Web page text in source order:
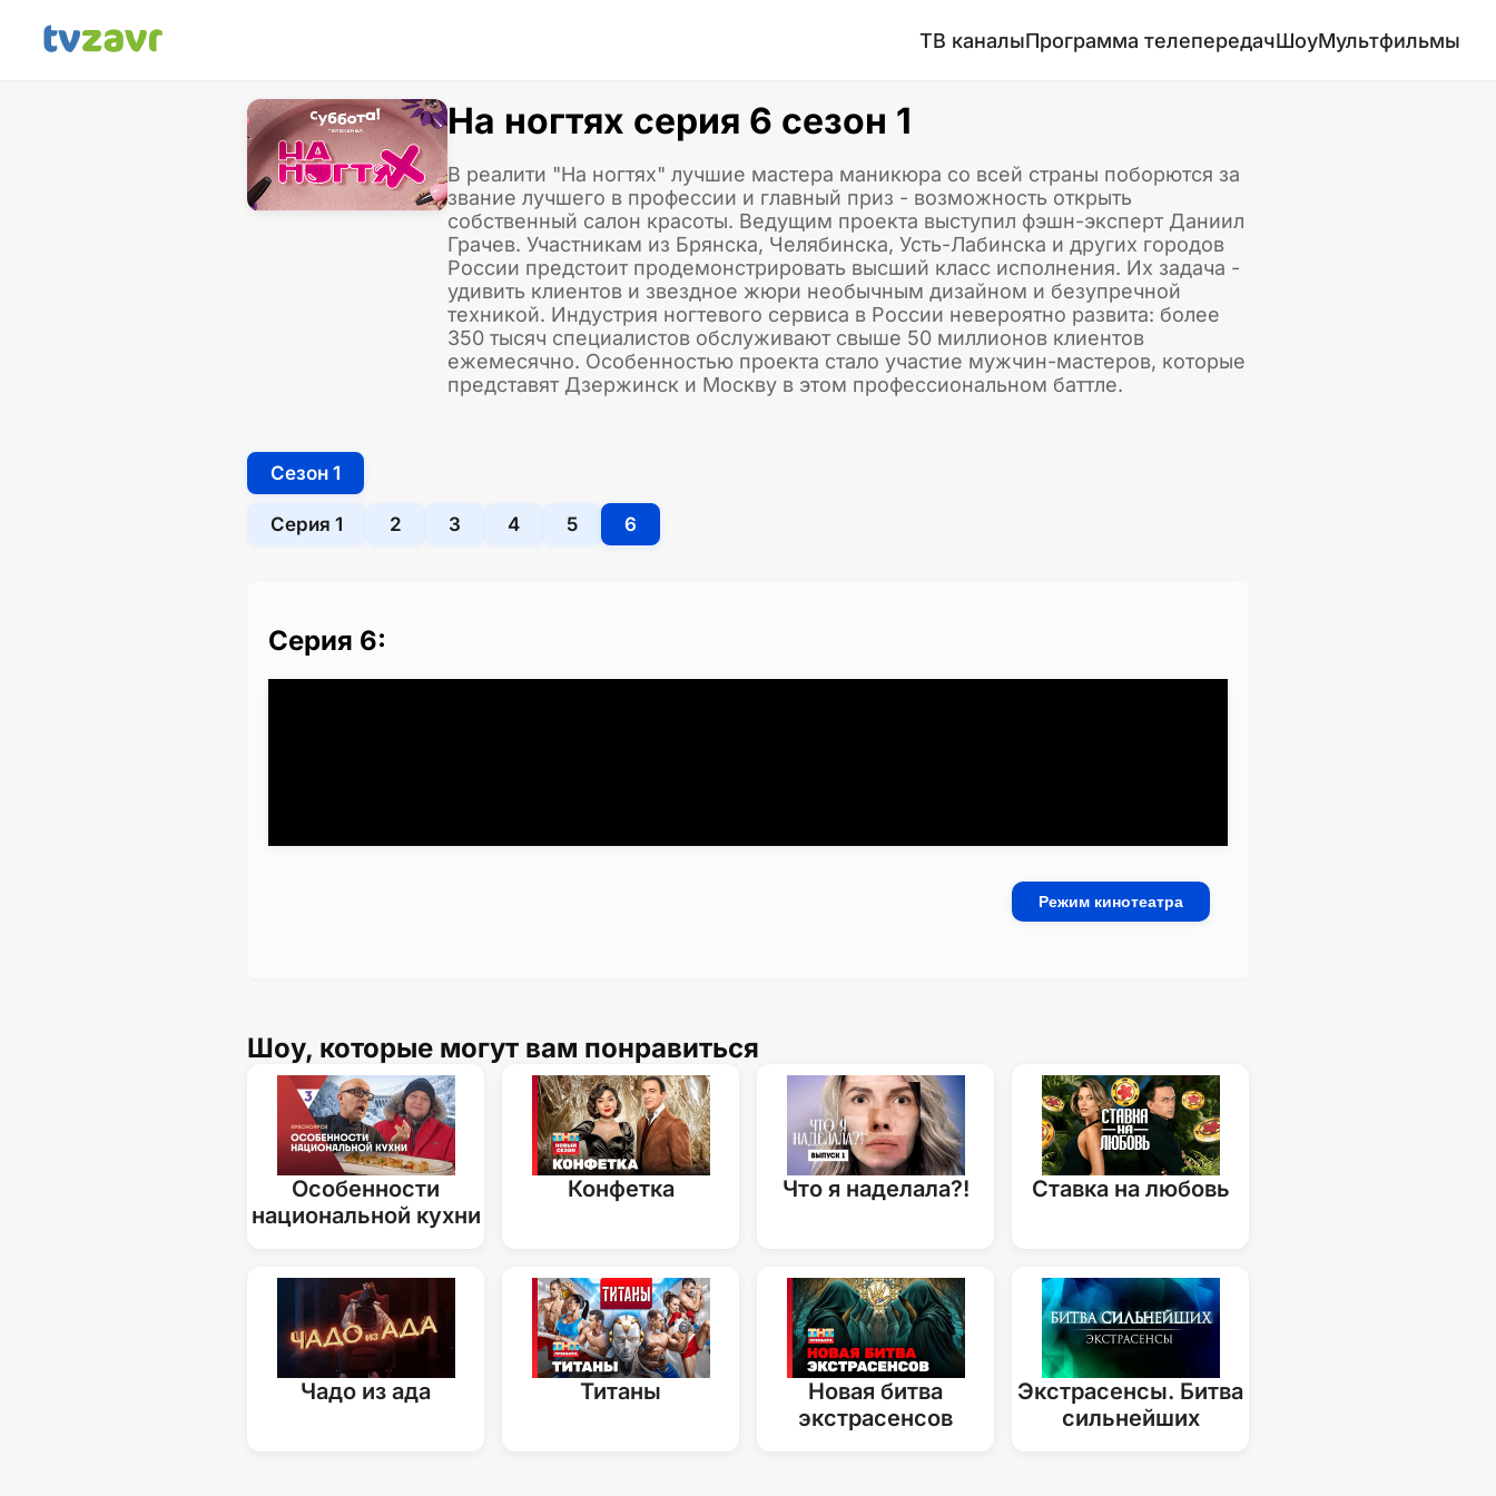
ТВ каналыПрограмма телепередачШоуМультфильмы
На ногтях серия 6 сезон 1
В реалити "На ногтях" лучшие мастера маникюра со всей страны поборются за
звание лучшего в профессии и главный приз - возможность открыть
собственный салон красоты. Ведущим проекта выступил фэшн-эксперт Даниил
Грачев. Участникам из Брянска, Челябинска, Усть-Лабинска и других городов
России предстоит продемонстрировать высший класс исполнения. Их задача -
удивить клиентов и звездное жюри необычным дизайном и безупречной
техникой. Индустрия ногтевого сервиса в России невероятно развита: более
350 тысяч специалистов обслуживают свыше 50 миллионов клиентов
ежемесячно. Особенностью проекта стало участие мужчин-мастеров, которые
представят Дзержинск и Москву в этом профессиональном баттле.
Сезон 1
Серия 1 2 3 4 5 6
Серия 6:
Режим кинотеатра
Шоу, которые могут вам понравиться
Особенности
национальной кухни
Конфетка Что я наделала?! Ставка на любовь
Чадо из ада Титаны
Новая битва
экстрасенсов
Экстрасенсы. Битва
сильнейших